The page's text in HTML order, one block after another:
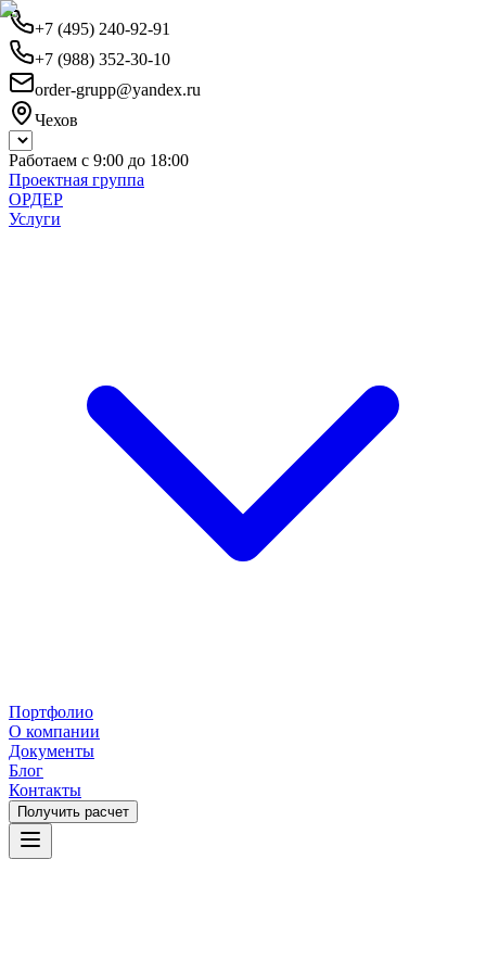
+7 (495) 240-92-91
+7 (988) 352-30-10
order-grupp@yandex.ru
Чехов
Работаем с 9:00 до 18:00
Проектная группа
ОРДЕР
Услуги
Портфолио
О компании
Документы
Блог
Контакты
Получить расчет